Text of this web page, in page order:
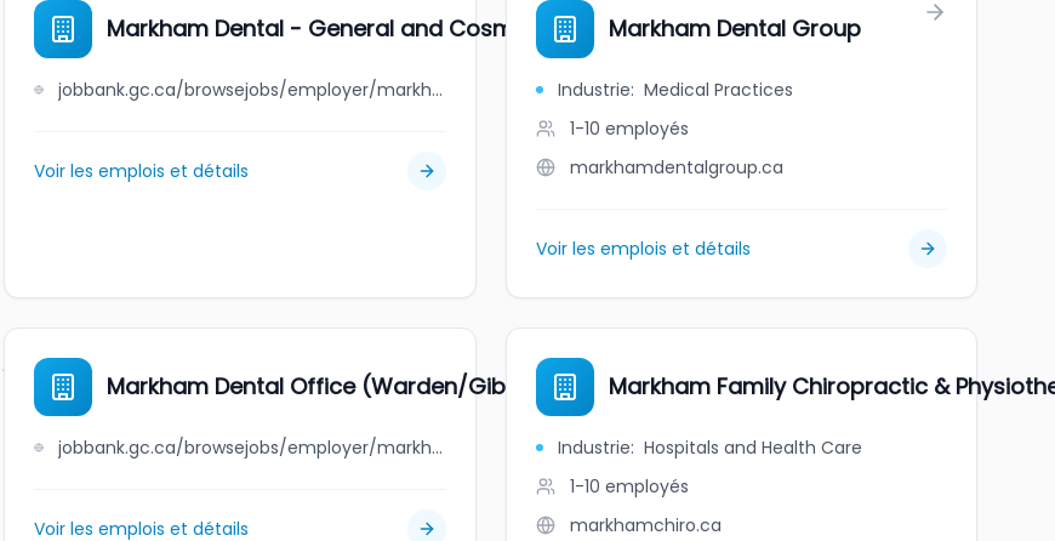
Markham Dental - General and Cosmetic Dentistry
jobbank.gc.ca/browsejobs/employer/markham+dental+-+general+and+cosmetic+dentistry/ca
Voir les emplois et détails
Markham Dental Group
Industrie: Medical Practices
1-10 employés
markhamdentalgroup.ca
Voir les emplois et détails
Markham Dental Office (Warden/Gibson Drive)
jobbank.gc.ca/browsejobs/employer/markham+dental+office+%28warden%2Fgibson+drive%29/ca
Voir les emplois et détails
Markham Family Chiropractic &
Industrie: Hospitals and Health Care
1-10 employés
markhamchiro.ca